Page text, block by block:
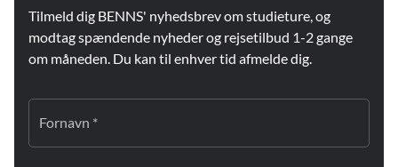
Tilmeld dig BENNS' nyhedsbrev om studieture, og
modtag spændende nyheder og rejsetilbud 1-2 gange
om måneden. Du kan til enhver tid afmelde dig.
Fornavn *